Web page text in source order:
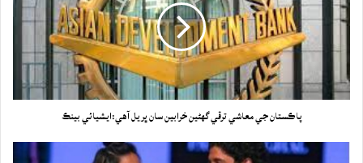
پاڪستان جي معاشي ترقي گهڻين خرابين سان ڀريل آهي:ايشيائي بينڪ